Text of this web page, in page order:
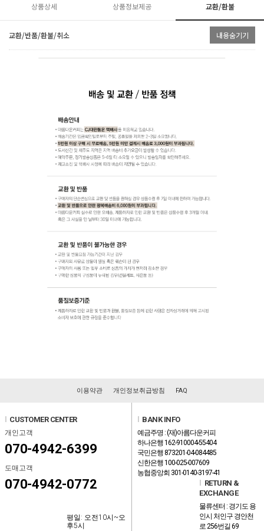
상품상세 상품정보제공 교환/환불
교환/반품/환불/취소 내용숨기기
이용약관 개인정보취급방침 FAQ
CUSTOMER CENTER
개인고객
070-4942-6399
도매고객
070-4942-0772
평일: 오전10시~오
후5시
BANK INFO
예금주명 : (재)아름다운커피
하나은행 162-910004-55404
국민은행 873201-04-084485
신한은행 100-025-007609
농협중앙회 301-0140-3197-41
RETURN &
EXCHANGE
물류센터 : 경기도 용
인시 처인구 경안천
로 256번길 69